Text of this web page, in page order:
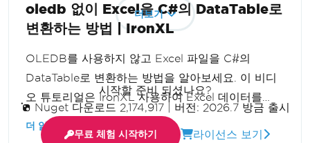
oledb 없이 Excel을 C#의 DataTable로
변환하는 방법 | IronXL
OLEDB를 사용하지 않고 Excel 파일을 C#의
DataTable로 변환하는 방법을 알아보세요. 이 비디
오 튜토리얼은 IronXL 사용하여 Excel 데이터를
.NET 애플리케이션으로 원활하게 가져와 효율성을
높이고 코드를 간소화하는 과정을 안내합니다.
더 읽어보기
더보기
시작할 준비 되셨나요?
Nuget 다운로드 2,174,917
버전: 2026.7 방금 출시
무료 체험 시작하기 라이선스 보기